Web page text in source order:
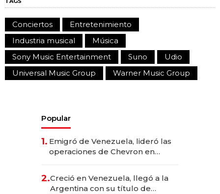
Conciertos
Entretenimiento
Industria musical
Música
Sony Music Entertainment
Suno
Udio
Universal Music Group
Warner Music Group
Popular
1. Emigró de Venezuela, lideró las
operaciones de Chevron en
2.Creció en Venezuela, llegó a la
Argentina con su título de